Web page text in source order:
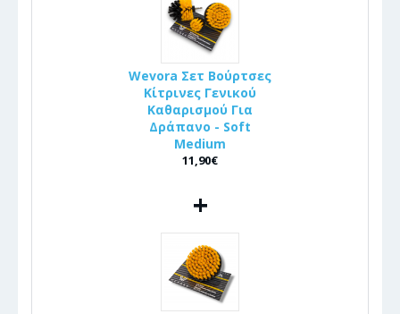
Wevora Σετ Βούρτσες
Κίτρινες Γενικού
Καθαρισμού Για
Δράπανο - Soft
Medium
11,90€
+